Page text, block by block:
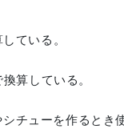
ている。
算している。
チューを作るとき